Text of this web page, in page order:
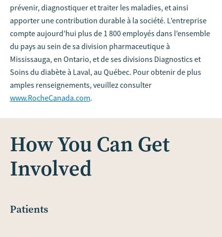
prévenir, diagnostiquer et traiter les maladies, et ainsi
apporter une contribution durable à la société. L’entreprise
compte aujourd’hui plus de 1 800 employés dans l’ensemble
du pays au sein de sa division pharmaceutique à
Mississauga, en Ontario, et de ses divisions Diagnostics et
Soins du diabète à Laval, au Québec. Pour obtenir de plus
amples renseignements, veuillez consulter
www.RocheCanada.com.
How You Can Get
Involved
Patients